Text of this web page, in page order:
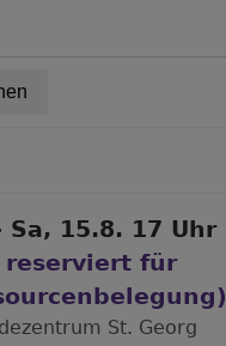
Sa, 15.8. 17 Uhr
reserviert für
St. Georg